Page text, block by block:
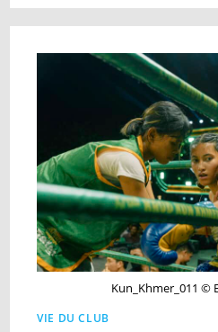
Kun_Khmer_011 ©
VIE DU CLUB